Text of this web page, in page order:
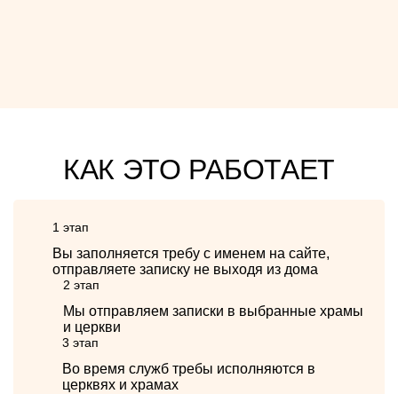
КАК ЭТО РАБОТАЕТ
1 этап
Вы заполняется требу с именем на сайте,
отправляете записку не выходя из дома
2 этап
Мы отправляем записки в выбранные храмы
и церкви
3 этап
Во время служб требы исполняются в
церквях и храмах